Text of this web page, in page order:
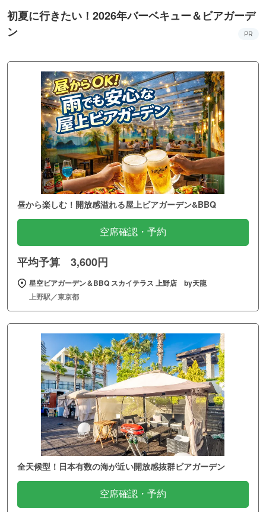
初夏に行きたい！2026年バーベキュー＆ビアガーデ
ン
PR
昼から楽しむ！開放感溢れる屋上ビアガーデン&BBQ
空席確認・予約
平均予算 3,600円
星空ビアガーデン＆BBQ スカイテラス 上野店 by天龍
上野駅／東京都
全天候型！日本有数の海が近い開放感抜群ビアガーデン
空席確認・予約